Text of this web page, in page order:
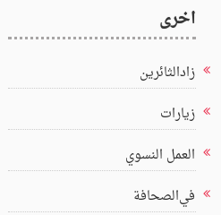
اخرى
زادالثائرين
زيارات
العمل النسوي
في‌الصحافة